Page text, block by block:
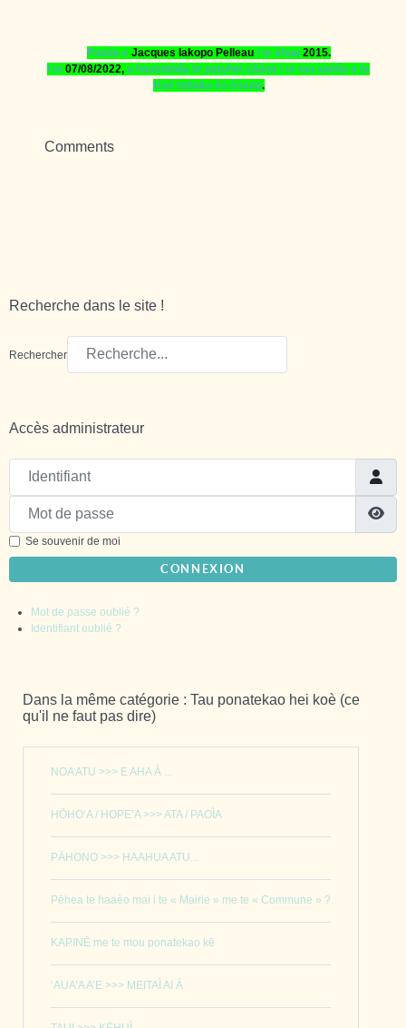
Patuìa eJacques Iakopo Pelleau i te èhua2015.
I te 07/08/2022, u haatoitoiìa te patuhei vāàna i te tau aahiìa a te
Haè tuhuka èo ènana.
Comments
Recherche dans le site !
Rechercher
Accès administrateur
Se souvenir de moi
CONNEXION
Mot de passe oublié ?
Identifiant oublié ?
Dans la même catégorie : Tau ponatekao hei koè (ce
qu'il ne faut pas dire)
NOA ATU >>> E AHA À ...
HŌHO’A / HOPE’A >>> ATA / PAOÌA
PĀHONO >>> HAAHUA ATU...
Pēhea te haaèo mai i te « Mairie » me te « Commune » ?
KAPINĒ me te mou ponatekao kē
‘AUA’A A’E >>> MEITAÌ AI À